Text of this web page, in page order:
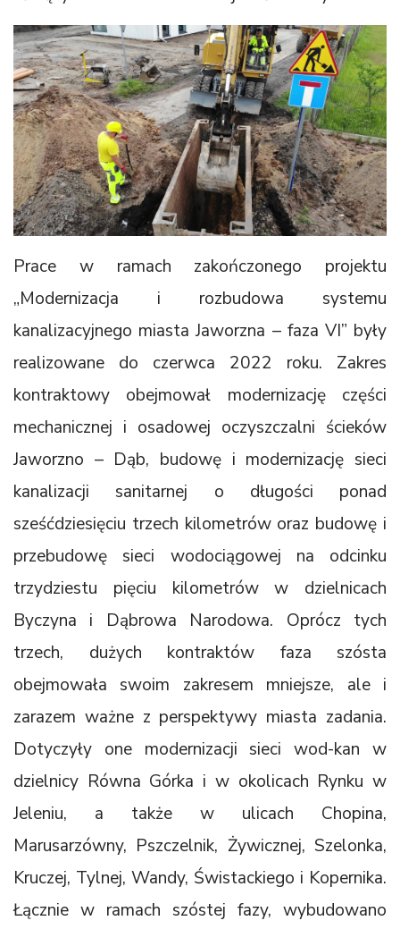
Prace w ramach zakończonego projektu
„Modernizacja i rozbudowa systemu
kanalizacyjnego miasta Jaworzna – faza VI” były
realizowane do czerwca 2022 roku. Zakres
kontraktowy obejmował modernizację części
mechanicznej i osadowej oczyszczalni ścieków
Jaworzno – Dąb, budowę i modernizację sieci
kanalizacji sanitarnej o długości ponad
sześćdziesięciu trzech kilometrów oraz budowę i
przebudowę sieci wodociągowej na odcinku
trzydziestu pięciu kilometrów w dzielnicach
Byczyna i Dąbrowa Narodowa. Oprócz tych
trzech, dużych kontraktów faza szósta
obejmowała swoim zakresem mniejsze, ale i
zarazem ważne z perspektywy miasta zadania.
Dotyczyły one modernizacji sieci wod-kan w
dzielnicy Równa Górka i w okolicach Rynku w
Jeleniu, a także w ulicach Chopina,
Marusarzówny, Pszczelnik, Żywicznej, Szelonka,
Kruczej, Tylnej, Wandy, Świstackiego i Kopernika.
Łącznie w ramach szóstej fazy, wybudowano